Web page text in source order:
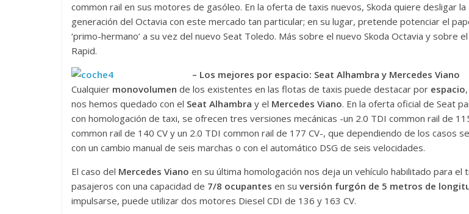
common rail en sus motores de gasóleo. En la oferta de taxis nuevos, Skoda quiere desligar la
generación del Octavia con este mercado tan particular; en su lugar, pretende potenciar el
‘primo-hermano’ a su vez del nuevo Seat Toledo. Más sobre el nuevo Skoda Octavia y sobre
Rapid.
– Los mejores por espacio: Seat Alhambra y Mercedes Viano
Cualquier monovolumen de los existentes en las flotas de taxis puede destacar por espacio
nos hemos quedado con el Seat Alhambra y el Mercedes Viano. En la oferta oficial de Seat
con homologación de taxi, se ofrecen tres versiones mecánicas -un 2.0 TDI common rail de
common rail de 140 CV y un 2.0 TDI common rail de 177 CV-, que dependiendo de los casos
con un cambio manual de seis marchas o con el automático DSG de seis velocidades.
El caso del Mercedes Viano en su última homologación nos deja un vehículo habilitado para el
pasajeros con una capacidad de 7/8 ocupantes en su versión furgón de 5 metros de
impulsarse, puede utilizar dos motores Diesel CDI de 136 y 163 CV.